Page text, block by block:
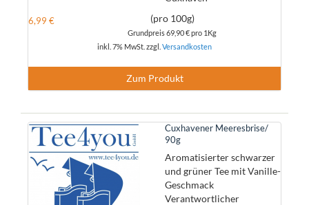
6,99 € (pro 100g)
Grundpreis69,90 €pro 1Kg
inkl. 7% MwSt. zzgl. Versandkosten
Zum Produkt
Cuxhavener Meeresbrise/
90g
Aromatisierter schwarzer
und grüner Tee mit Vanille-
Geschmack
Verantwortlicher